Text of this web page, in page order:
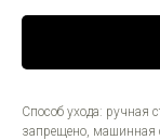
Способ ухода: ручная
запрещено, машинная